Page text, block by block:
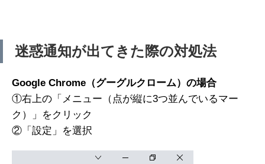
迷惑通知が出てきた際の対処法
Google Chrome（グーグルクローム）の場合
①右上の「メニュー（点が縦に3つ並んでいるマー
ク）」をクリック
②「設定」を選択